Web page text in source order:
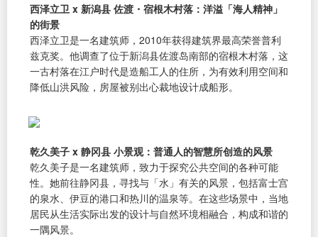
西泽立卫 x 新潟县 佐渡・宿根木村落：洋溢「海人精神」
的街景
西泽立卫是一名建筑师，2010年获得建筑界最高荣誉普利
兹克奖。他调查了位于新潟县佐渡岛南部的宿根木村落，这
一古村落在江户时代是造船工人的住所，为有效利用空间和
降低山洪风险，房屋被别出心裁地设计成船形。
乾久美子 x 静冈县 小景观：普通人的智慧所创造的风景
乾久美子是一名建筑师，致力于探究公共空间的各种可能
性。她前往静冈县，寻找与「水」有关的风景，包括富士宫
的泉水、伊豆的港口和热川的温泉等。在这些场景中，当地
居民从生活实际出发的设计与自然环境相融合，构成和谐的
一隅风景。